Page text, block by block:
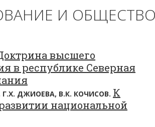
И
высшего
в республике Северная
ДЖИОЕВА, В.К. КОЧИСОВ. К
национальной